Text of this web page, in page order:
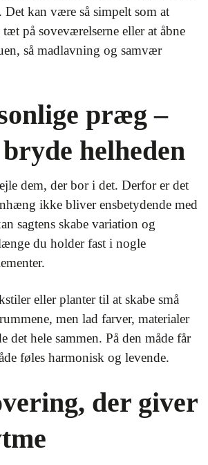
Det kan være så simpelt som at
tæt på soveværelserne eller at åbne
så madlavning og samvær
præg –
helheden
dem, der bor i det. Derfor er det
ikke bliver ensbetydende med
sagtens skabe variation og
du holder fast i nogle
eller planter til at skabe små
men lad farver, materialer
det hele sammen. På den måde får
føles harmonisk og levende.
der giver